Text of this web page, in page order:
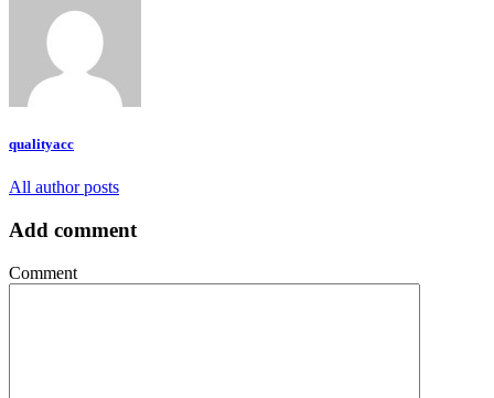
qualityacc
All author posts
Add comment
Comment